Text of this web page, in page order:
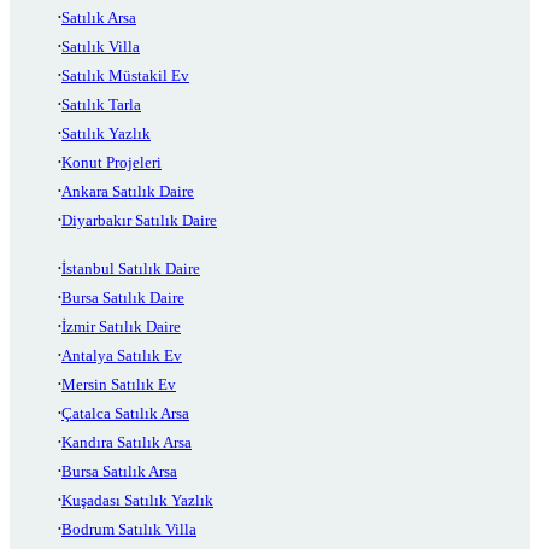
Satılık Arsa
Satılık Villa
Satılık Müstakil Ev
Satılık Tarla
Satılık Yazlık
Konut Projeleri
Ankara Satılık Daire
Diyarbakır Satılık Daire
İstanbul Satılık Daire
Bursa Satılık Daire
İzmir Satılık Daire
Antalya Satılık Ev
Mersin Satılık Ev
Çatalca Satılık Arsa
Kandıra Satılık Arsa
Bursa Satılık Arsa
Kuşadası Satılık Yazlık
Bodrum Satılık Villa